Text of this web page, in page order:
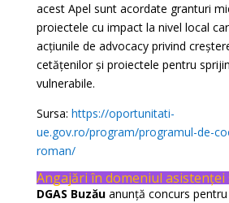
acest Apel sunt acordate granturi
proiectele cu impact la nivel local
acțiunile de advocacy privind
cetățenilor și proiectele pentru
vulnerabile.
Sursa: https://oportunitati-
ue.gov.ro/program/programul-de-
roman/
Angajări în domeniul asistenței
DGAS Buzău anunță concurs